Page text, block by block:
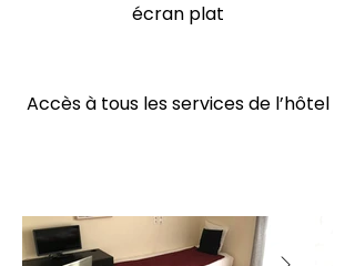
écran plat
Accès à tous les services de l’hôtel